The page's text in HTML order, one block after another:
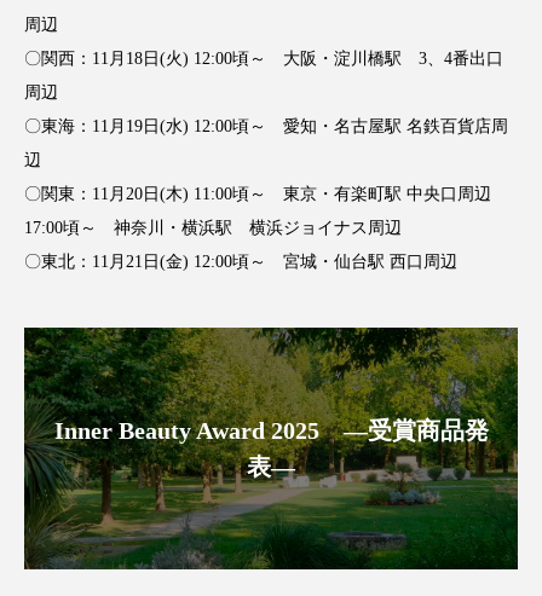
クローズアップ ケーススタディ
コグニティブヘルス コスト削減
コルチゾール サステナビリティ
サプリ サロンクレンジング サロン戦略
サロン経営 サロン連略 シャネル
スカルプ クレンジング 頻度 スカルプケア
スキンケア スキンケア 習慣
周辺
〇関西：11月18日(火) 12:00頃～ 大阪・淀川橋駅 3、4番出口
周辺
〇東海：11月19日(水) 12:00頃～ 愛知・名古屋駅 名鉄百貨店周
辺
〇関東：11月20日(木) 11:00頃～ 東京・有楽町駅 中央口周辺
17:00頃～ 神奈川・横浜駅 横浜ジョイナス周辺
〇東北：11月21日(金) 12:00頃～ 宮城・仙台駅 西口周辺
Inner Beauty Award 2025 ―受賞商品発
表―